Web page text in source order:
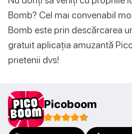
Bomb? Cel mai convenabil
Bomb este prin descărcarea
gratuit aplicația amuzantă
prietenii dvs!
Picoboom